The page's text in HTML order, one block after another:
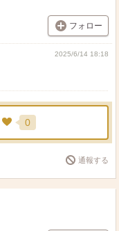
フォロー
2025/6/14 18:18
0
通報する